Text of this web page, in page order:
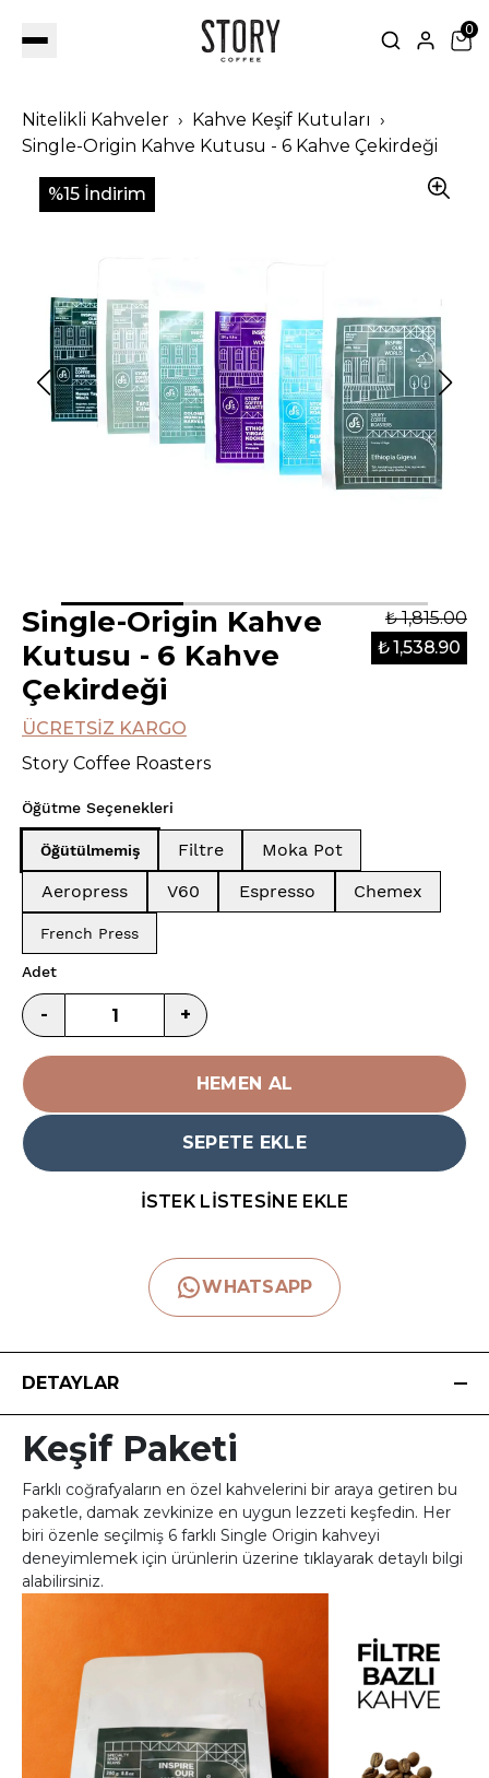
0
Nitelikli Kahveler
Kahve Keşif Kutuları
Single-Origin Kahve Kutusu - 6 Kahve Çekirdeği
%15 İndirim
Single-Origin Kahve
Kutusu - 6 Kahve
Çekirdeği
ÜCRETSİZ KARGO
₺ 1,815.00
₺ 1,538.90
Story Coffee Roasters
Öğütme Seçenekleri
Öğütülmemiş Filtre
Moka Pot
Aeropress
V60 Espresso Chemex
French Press
Adet
- +
HEMEN AL
SEPETE EKLE
İSTEK LİSTESİNE EKLE
WHATSAPP
DETAYLAR
Keşif Paketi
Farklı coğrafyaların en özel kahvelerini bir araya getiren bu
paketle, damak zevkinize en uygun lezzeti keşfedin. Her
biri özenle seçilmiş 6 farklı Single Origin kahveyi
deneyimlemek için ürünlerin üzerine tıklayarak detaylı bilgi
alabilirsiniz.